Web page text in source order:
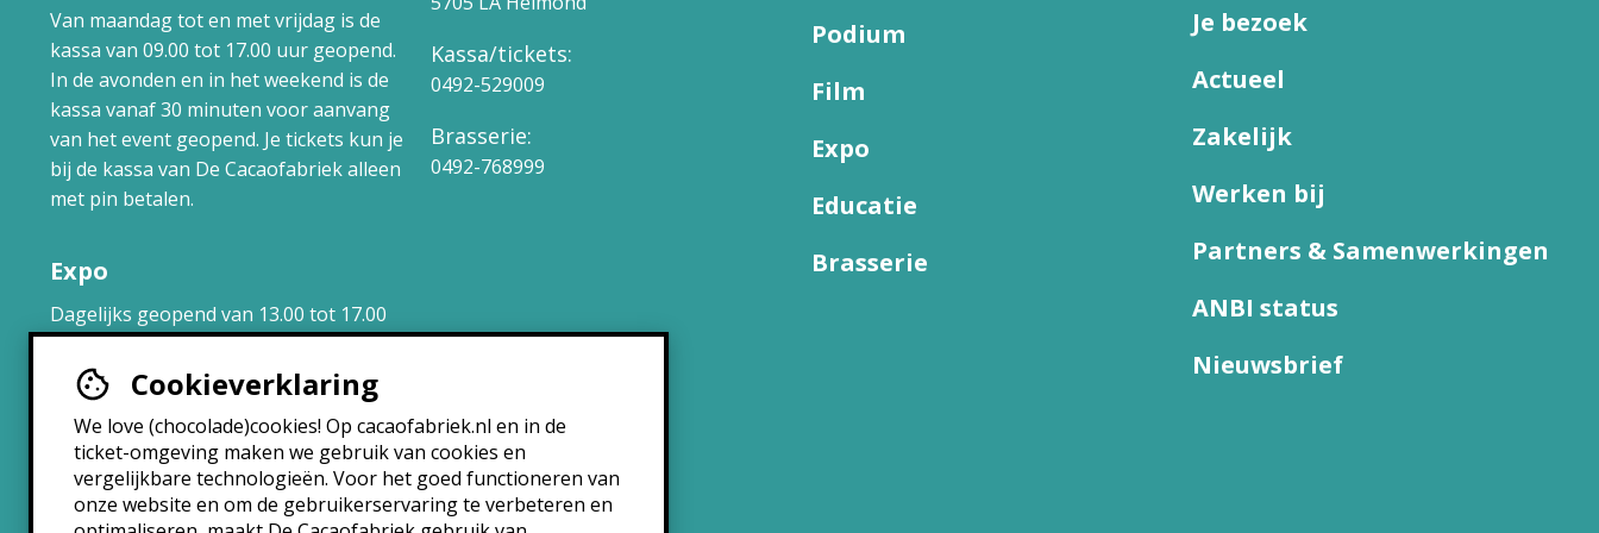
Cookieverklaring
We love (chocolade)cookies! Op cacaofabriek.nl en in de
ticket-omgeving maken we gebruik van cookies en
vergelijkbare technologieën. Voor het goed functioneren van
onze website en om de gebruikerservaring te verbeteren en
Van maandag tot en met vrijdag is de
kassa van 09.00 tot 17.00 uur geopend.
In de avonden en in het weekend is de
kassa vanaf 30 minuten voor aanvang
van het event geopend. Je tickets kun je
bij de kassa van De Cacaofabriek alleen
met pin betalen.
Expo
Dagelijks geopend van 13.00 tot 17.00
uur.
Brasserie
Maandag: 10:30 – 22:30
Dinsdag: 10:30 – 22:30
Woensdag: 10:30 – 22:30
Kassa/tickets:
0492-529009
Brasserie:
0492-768999
Podium
Film
Expo
Educatie
Brasserie
Je bezoek
Actueel
Zakelijk
Werken bij
Partners & Samenwerkingen
ANBI status
Nieuwsbrief